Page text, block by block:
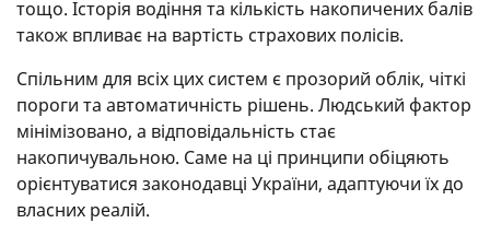
тощо. Історія водіння та кількість накопичених балів
також впливає на вартість страхових полісів.
Спільним для всіх цих систем є прозорий облік, чіткі
пороги та автоматичність рішень. Людський фактор
мінімізовано, а відповідальність стає
накопичувальною. Саме на ці принципи обіцяють
орієнтуватися законодавці України, адаптуючи їх до
власних реалій.